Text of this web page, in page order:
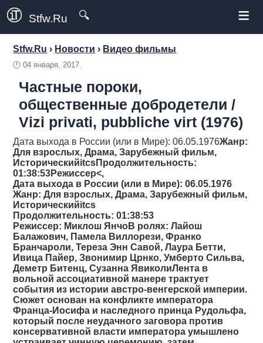
Stfw.Ru 🔍 ≡
Stfw.Ru › Новости › Видео фильмы
🕛04 января, 2017.
Частные пороки,
общественные добродетели /
Vizi privati, pubbliche virt (1976)
Дата выхода в России (или в Мире): 06.05.1976Жанр:
Для взрослых, Драма, Зарубежный фильм,
ИсторическийitcsПродолжительность:
01:38:53Режиссер<,
Дата выхода в России (или в Мире): 06.05.1976
Жанр: Для взрослых, Драма, Зарубежный фильм,
Историческийitcs
Продолжительность: 01:38:53
Режиссер: Миклош ЯнчоВ ролях: Лайош
Балажович, Памела Виллорези, Франко
Бранчароли, Тереза Энн Савой, Лаура Бетти,
Ивица Пайер, Звонимир Црнко, Умберто Сильва,
Деметр Битенц, Сузанна ЯвиколиЛента в
вольной ассоциативной манере трактует
события из истории австро-венгерской империи.
Сюжет основан на конфликте императора
Франца-Иосифа и наследного принца Рудольфа,
который после неудачного заговора против
консервативной власти императора умышлено